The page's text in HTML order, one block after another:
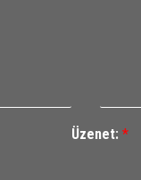
Üzenet: *